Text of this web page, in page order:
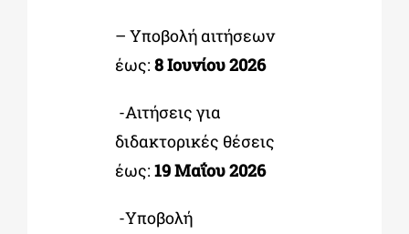
– Υποβολή αιτήσεων
έως: 8 Ιουνίου 2026
-Αιτήσεις για
διδακτορικές θέσεις
έως: 19 Μαΐου 2026
-Υποβολή